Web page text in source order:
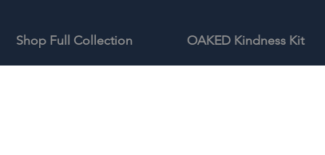
Shop Full Collection OAKED Kindness Kit